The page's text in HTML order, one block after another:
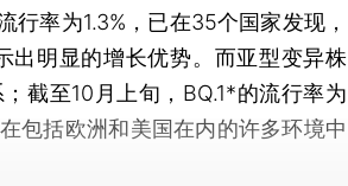
行率为1.3%，已在35个国家发现，
出明显的增长优势。而亚型变异株
截至10月上旬，BQ.1*的流行率为
包括欧洲和美国在内的许多环境中